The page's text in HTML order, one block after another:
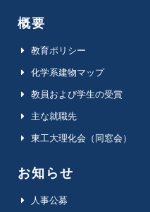
概要
教育ポリシー
化学系建物マップ
教員および学生の受賞
主な就職先
東工大理化会（同窓会）
お知らせ
人事公募